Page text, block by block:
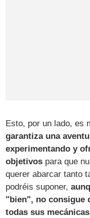
Esto, por un lado, es
garantiza una
experimentando y
objetivos para que
querer abarcar tanto
podréis suponer,
"bien", no consigue
todas sus